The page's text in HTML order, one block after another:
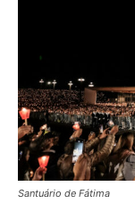
Santuário de Fátima